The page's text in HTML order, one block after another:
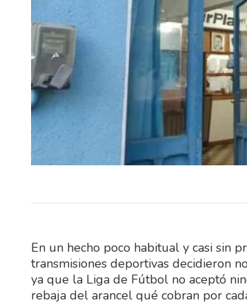
En un hecho poco habitual y casi sin
transmisiones deportivas decidieron
ya que la Liga de Fútbol no aceptó
rebaja del arancel qué cobran por
El Sindicato
Construcción
sábado una
Niño en Fray…